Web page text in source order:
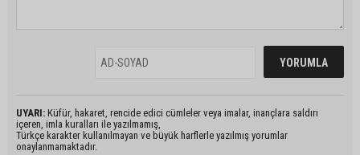
UYARI: Küfür, hakaret, rencide edici cümleler veya imalar, inançlara saldırı
içeren, imla kuralları ile yazılmamış,
Türkçe karakter kullanılmayan ve büyük harflerle yazılmış yorumlar
onaylanmamaktadır.